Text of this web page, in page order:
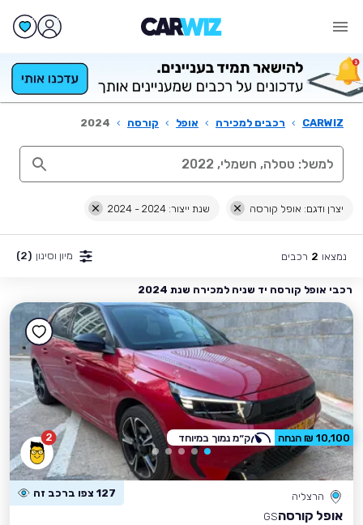
CARWIZ
› רכבים למכירה › אופל › קורסה ›
2024
יצרן ודגם: אופל קורסה שנת ייצור: 2024 - 2024
נמצאו 2 רכבים מיון וסינון (2)
רכבי אופל קורסה יד שניה למכירה שנת 2024
2
הרצליה 127 צפו ברכב זה
אופל קורסהGS
10,100 ₪ הנחה ק״מ נמוך במיוחד